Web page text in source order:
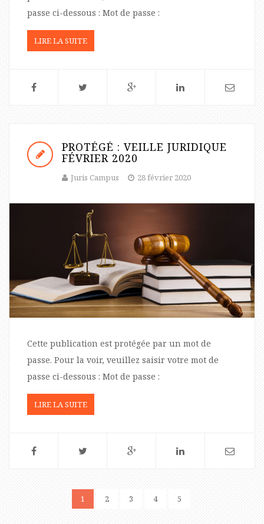
passe ci-dessous : Mot de passe :
LIRE LA SUITE
PROTÉGÉ : VEILLE JURIDIQUE
FÉVRIER 2020
Juris Campus 28 février 2020
Cette publication est protégée par un mot de
passe. Pour la voir, veuillez saisir votre mot de
passe ci-dessous : Mot de passe :
LIRE LA SUITE
1 2 3 4 5